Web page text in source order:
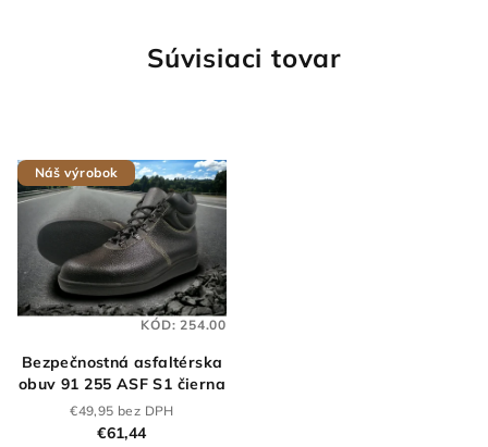
Súvisiaci tovar
Náš výrobok
Bezpečnostná asfaltérska
obuv 91 255 ASF S1 čierna
€49,95 bez DPH
€61,44
KÓD:254.00